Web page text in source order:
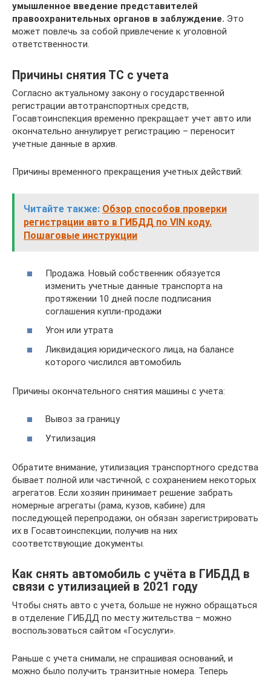
умышленное введение представителей
правоохранительных органов в заблуждение. Это
может повлечь за собой привлечение к уголовной
ответственности.
Причины снятия ТС с учета
Согласно актуальному закону о государственной
регистрации автотранспортных средств,
Госавтоинспекция временно прекращает учет авто или
окончательно аннулирует регистрацию – переносит
учетные данные в архив.
Причины временного прекращения учетных действий:
Читайте также: Обзор способов проверки
регистрации авто в ГИБДД по VIN коду.
Пошаговые инструкции
Продажа. Новый собственник обязуется
изменить учетные данные транспорта на
протяжении 10 дней после подписания
соглашения купли-продажи
Угон или утрата
Ликвидация юридического лица, на балансе
которого числился автомобиль
Причины окончательного снятия машины с учета:
Вывоз за границу
Утилизация
Обратите внимание, утилизация транспортного средства
бывает полной или частичной, с сохранением некоторых
агрегатов. Если хозяин принимает решение забрать
номерные агрегаты (рама, кузов, кабине) для
последующей перепродажи, он обязан зарегистрировать
их в Госавтоинспекции, получив на них
соответствующие документы.
Как снять автомобиль с учёта в ГИБДД в
связи с утилизацией в 2021 году
Чтобы снять авто с учета, больше не нужно обращаться
в отделение ГИБДД по месту жительства – можно
воспользоваться сайтом «Госуслуги».
Раньше с учета снимали, не спрашивая оснований, и
можно было получить транзитные номера. Теперь